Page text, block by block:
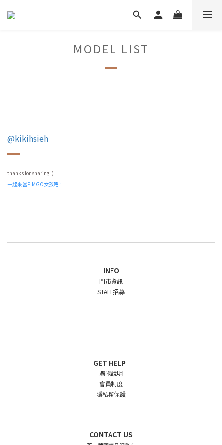
MODEL LIST
@kikihsieh
thanks for sharing :)
一起來當PIMGO女孩吧！
INFO
門市資訊
STAFF招募
GET HELP
購物說明
會員制度
隱私權保護
CONTACT US